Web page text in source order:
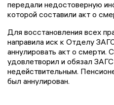
передали недостоверную
которой составили акт о
Для восстановления всех
направила иск к Отделу
аннулировать акт о смерти.
удовлетворил и обязал
недействительным.
был аннулирован.